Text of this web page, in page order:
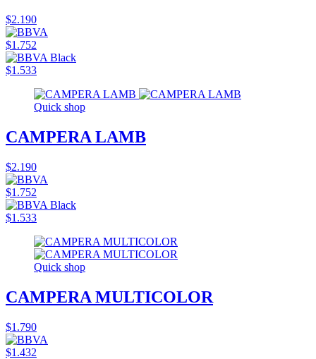
$2.190
$1.752
$1.533
Quick shop
CAMPERA LAMB
$2.190
$1.752
$1.533
Quick shop
CAMPERA MULTICOLOR
$1.790
$1.432